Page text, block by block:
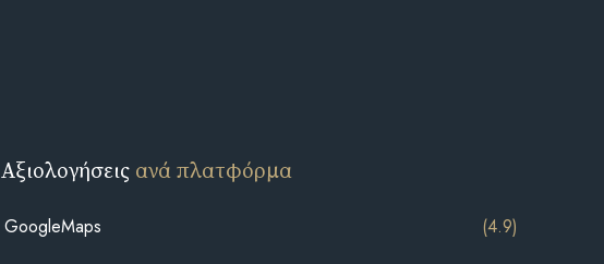
Αξιολογήσεις ανά πλατφόρμα
GoogleMaps (4.9)